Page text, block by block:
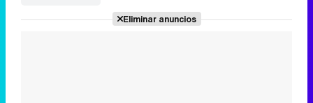
Eliminar anuncios